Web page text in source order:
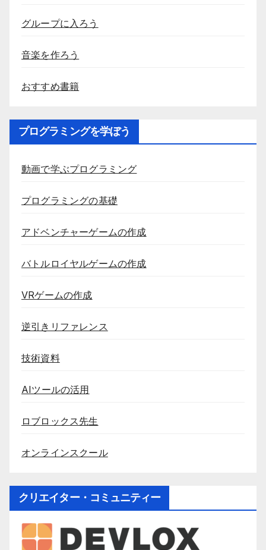
グループに入ろう
音楽を作ろう
おすすめ書籍
プログラミングを学ぼう
動画で学ぶプログラミング
プログラミングの基礎
アドベンチャーゲームの作成
バトルロイヤルゲームの作成
VRゲームの作成
逆引きリファレンス
技術資料
AIツールの活用
ロブロックス先生
オンラインスクール
クリエイター・コミュニティー